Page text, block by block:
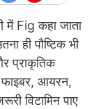
Fig कहा जाता
ही पौष्टिक भी
प्राकृतिक
फाइबर, आयरन,
विटामिन पाए